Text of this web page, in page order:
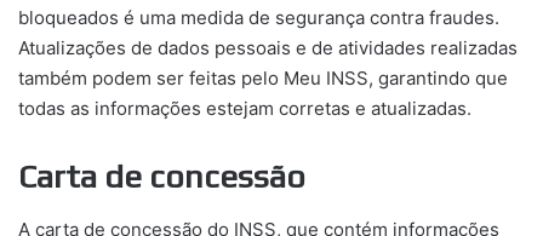
bloqueados é uma medida de segurança contra fraudes.
Atualizações de dados pessoais e de atividades realizadas
também podem ser feitas pelo Meu INSS, garantindo que
todas as informações estejam corretas e atualizadas.
Carta de concessão
A carta de concessão do INSS, que contém informações